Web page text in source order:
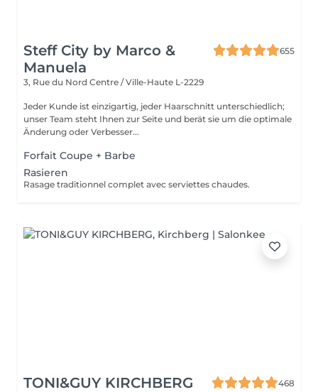
Steff City by Marco &
Manuela
655
3, Rue du Nord Centre / Ville-Haute L-2229
Jeder Kunde ist einzigartig, jeder Haarschnitt unterschiedlich;
unser Team steht Ihnen zur Seite und berät sie um die optimale
Änderung oder Verbesser...
Forfait Coupe + Barbe
Rasieren
Rasage traditionnel complet avec serviettes chaudes.
TONI&GUY KIRCHBERG
468